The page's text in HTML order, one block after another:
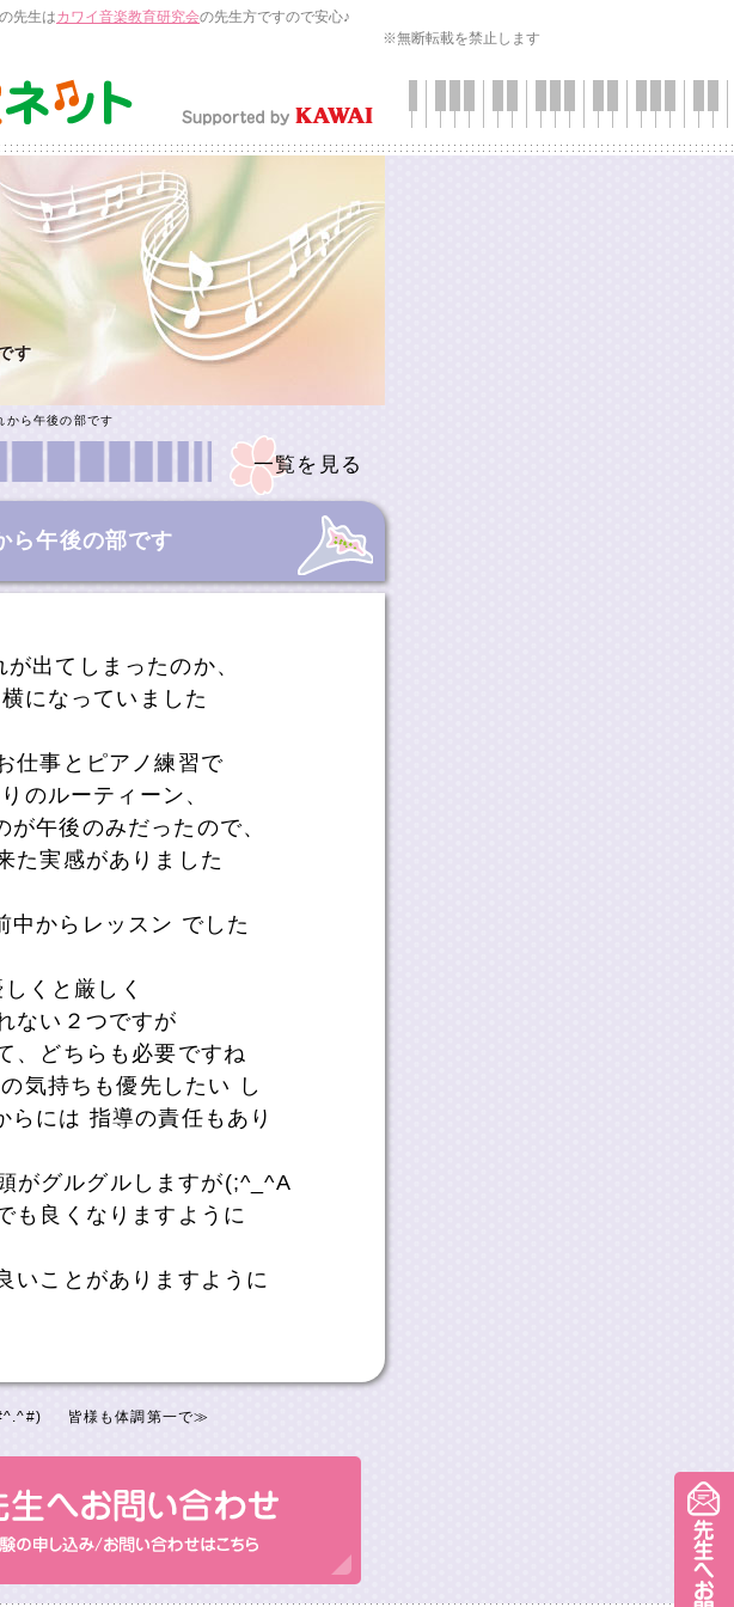
先生はカワイ音楽教育研究会の先生方ですので安心♪
※無断転載を禁止します
す
から午後の部です
一覧を見る
ら午後の部です
が出てしまったのか、
になっていました
仕事とピアノ練習で
のルーティーン、
が午後のみだったので、
た実感がありました
中からレッスン でした
くと厳しく
ない２つですが
、どちらも必要ですね
気持ちも優先したい し
らには 指導の責任もあり
がグルグルしますが(;^_^A
も良くなりますように
いことがありますように
皆様も体調第一で≫